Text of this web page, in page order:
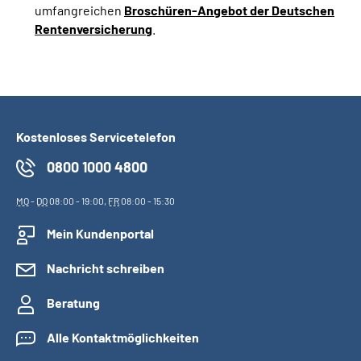
umfangreichen Broschüren-Angebot der Deutschen
Rentenversicherung
Kostenloses Servicetelefon
0800 1000 4800
MO- DO08:00 - 19:00, FR08:00 - 15:30
Mein Kundenportal
Nachricht schreiben
Beratung
Alle Kontaktmöglichkeiten